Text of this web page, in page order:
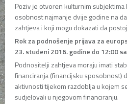
Poziv je otvoren kulturnim subjektima
osobnost najmanje dvije godine na
zahtjeva i koji mogu dokazati da
Rok za podnošenje prijava za
23. studeni 2016. godine do 12:00
Podnositelji zahtjeva moraju imati
financiranja (financijsku sposobnost)
aktivnosti tijekom razdoblja u kojem
sudjelovali u njegovom financiranju.